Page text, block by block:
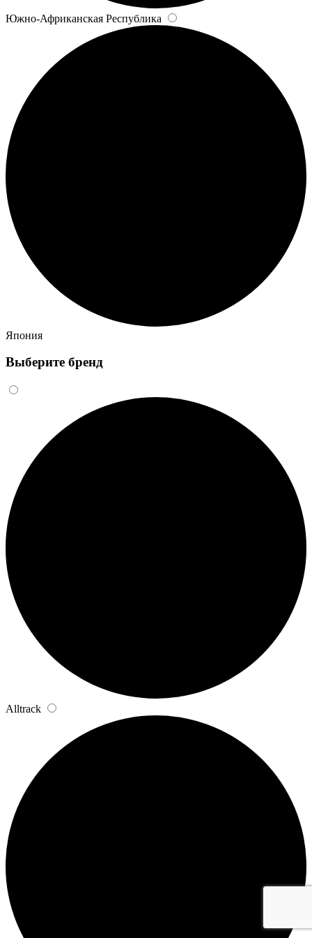
Южно-Африканская Республика
Япония
Выберите бренд
Alltrack